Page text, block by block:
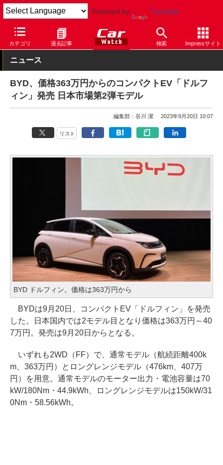
Powered by Translate
カテゴリ 過去記事 検索 Impressサイト
Car Watch 自動車
ニュース
BYD、価格363万円からのコンパクトEV「ドルフ
ィン」発売 日本市場第2弾モデル
編集部：谷川 潔 2023年9月20日 10:07
リスト
BYD ドルフィン。価格は363万円から
BYDは9月20日、コンパクトEV「ドルフィン」を発売
した。日本国内では2モデル目となり価格は363万円～40
7万円。発売は9月20日からとなる。
いずれも2WD（FF）で、通常モデル（航続距離400k
m、363万円）とロングレンジモデル（476km、407万
円）を用意。通常モデルのモーター出力・電池容量は70
kW/180Nm・44.9kWh、ロングレンジモデルは150kW/31
0Nm・58.56kWh。